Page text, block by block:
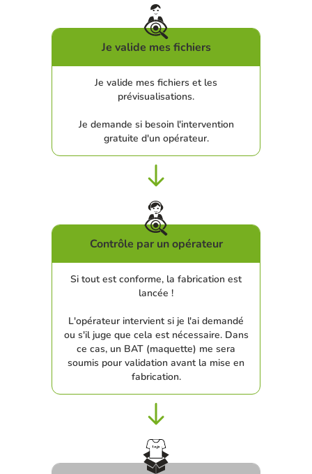
Je valide mes fichiers
Je valide mes fichiers et les
prévisualisations.
Je demande si besoin l'intervention
gratuite d'un opérateur.
Contrôle par un opérateur
Si tout est conforme, la fabrication est
lancée !
L'opérateur intervient si je l'ai demandé
ou s'il juge que cela est nécessaire. Dans
ce cas, un BAT (maquette) me sera
soumis pour validation avant la mise en
fabrication.